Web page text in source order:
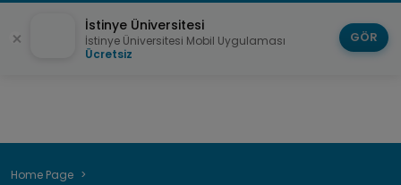
Breadcrumb
Home Page
İstinye Üniversitesi
İstinye Üniversitesi Mobil Uygulaması
Ücretsiz
GÖR